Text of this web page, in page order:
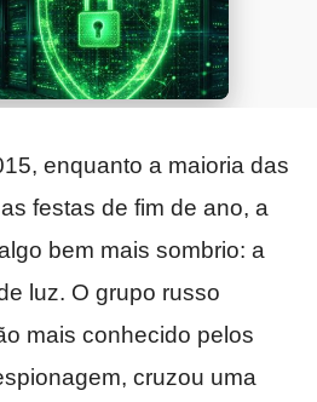
enquanto a maioria das
festas de fim de ano, a
bem mais sombrio: a
luz. O grupo russo
mais conhecido pelos
cruzou uma